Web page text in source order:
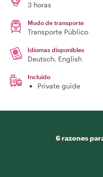
3 horas
Modo de transporte
Transporte Público
Idiomas disponibles
Deutsch, English
Incluido
Private guide
6 razones